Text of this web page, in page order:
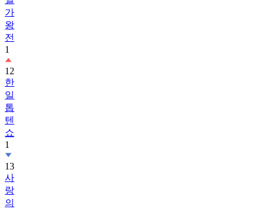
가
왕
전
1
12
한
일
톱
텐
쇼
1
13
사
랑
의